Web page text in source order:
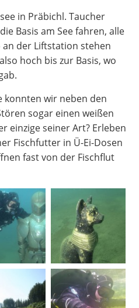
in Präbichl. Taucher
Basis am See fahren, alle
der Liftstation stehen
hoch bis zur Basis, wo
konnten wir neben den
sogar einen weißen
einzige seiner Art? Erleben
Fischfutter in Ü-Ei-Dosen
fast von der Fischflut